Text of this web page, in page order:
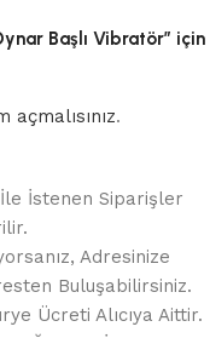
Başlı Vibratör” için
açmalısınız.
İstenen Siparişler
Adresinize
Buluşabilirsiniz.
Ücreti Alıcıya Aittir.